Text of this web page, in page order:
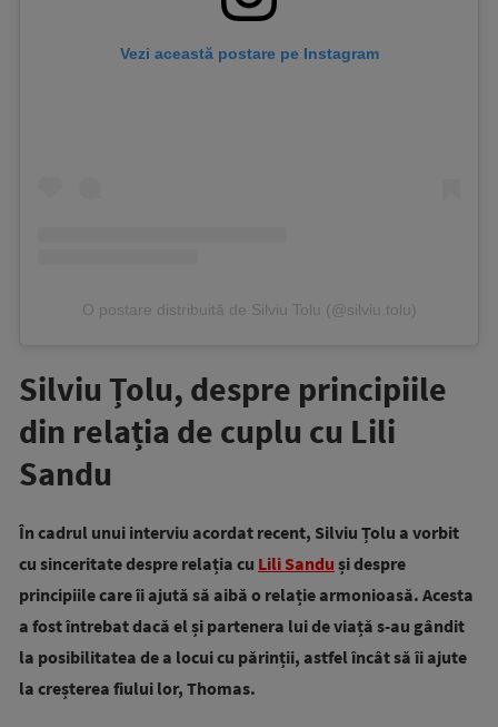
Vezi această postare pe Instagram
O postare distribuită de Silviu Tolu (@silviu.tolu)
Silviu Țolu, despre principiile
din relația de cuplu cu Lili
Sandu
În cadrul unui interviu acordat recent, Silviu Țolu a vorbit
cu sinceritate despre relația cu Lili Sandu și despre
principiile care îi ajută să aibă o relație armonioasă. Acesta
a fost întrebat dacă el și partenera lui de viață s-au gândit
la posibilitatea de a locui cu părinții, astfel încât să îi ajute
la creșterea fiului lor, Thomas.